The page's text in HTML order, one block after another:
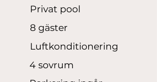
Privat pool
8 gäster
Luftkonditionering
4 sovrum